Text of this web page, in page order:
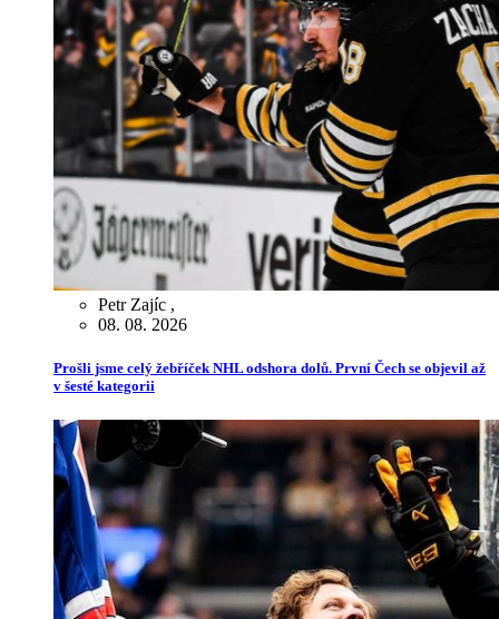
Petr Zajíc ,
08. 08. 2026
Prošli jsme celý žebříček NHL odshora dolů. První Čech se objevil až
v šesté kategorii